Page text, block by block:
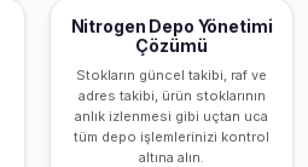
Nitrogen Depo Yönetimi
Çözümü
Stokların güncel takibi, raf ve
adres takibi, ürün stoklarının
anlık izlenmesi gibi uçtan uca
tüm depo işlemlerinizi kontrol
altına alın.